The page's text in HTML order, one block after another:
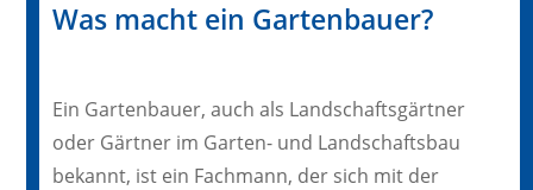
Was macht ein Gartenbauer?
Ein Gartenbauer, auch als Landschaftsgärtner
oder Gärtner im Garten- und Landschaftsbau
bekannt, ist ein Fachmann, der sich mit der